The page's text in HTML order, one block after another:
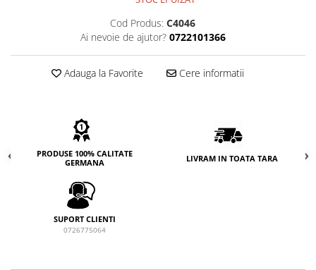
Cod Produs: C4046
Ai nevoie de ajutor? 0722101366
Adauga la Favorite Cere informatii
PRODUSE 100% CALITATE
GERMANA
LIVRAM IN TOATA TARA
SUPORT CLIENTI
0726775064